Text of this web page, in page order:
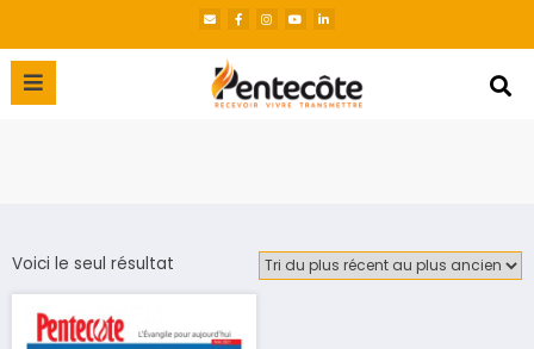
Voici le seul résultat